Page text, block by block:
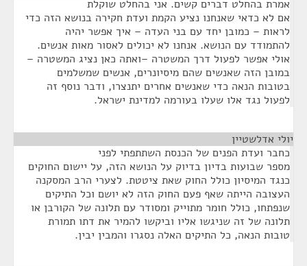
אמרת בהחלט דברים קשים. אני בהחלט שוקלת
אם לא כדאי שאנחנו נציע הקמת ועדת חקירה בנושא הזה כדי
לראות – כמובן יחד עם בני העדה – איך אפשר יהיה
להתמודד עם הנושא. אנחנו לא יכולים לאסור מאות אנשים.
אולי אפשר לפעול דרך המשטרה –ואתה כאן נציג המשטרה –
במובן הזה שאנשים שהם מיסיונרים, אנשים שמשלמים
בטובות הנאה כדי שאנשים אחרים יתנצרו, ודבר נוסף זה
לפעול נגד אלו שעלו בעורמה למדינת ישראל.
יולי אדלשטיין
כחבר ועדת הפנים של הכנסת השתתפתי לפני
מספר שבועות בדיון בדיוק על הנושא הזה, על יישום החוקים
כנגד המיסיון כולל החוק שאת ציטטת. לצערי הרב המסקנה
העצובה הייתה שאף פעם החוק הזה לא יושם וכל התיקים
שנפתחו, כולל חומר מתוייק ומסודר עם תלונה של הקורבן או
תלונה של זה שניגשו אליו וביקשו להמיר את דתו תמורת
טובות הנאה, כל התיקים האלה נסגרו והמבין יבין.